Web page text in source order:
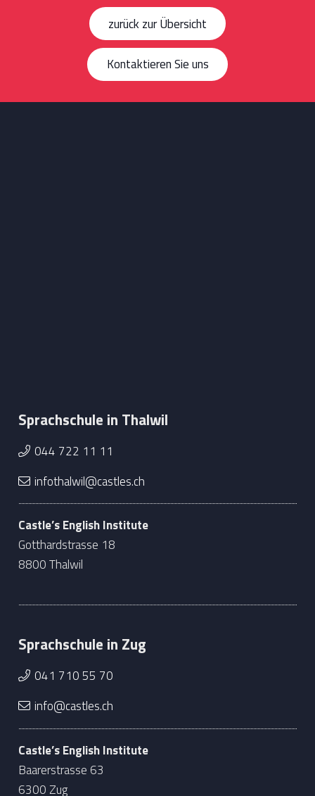
zurück zur Übersicht
Kontaktieren Sie uns
Sprachschule in Thalwil
044 722 11 11
infothalwil@castles.ch
Castle’s English Institute
Gotthardstrasse 18
8800 Thalwil
Sprachschule in Zug
041 710 55 70
info@castles.ch
Castle’s English Institute
Baarerstrasse 63
6300 Zug